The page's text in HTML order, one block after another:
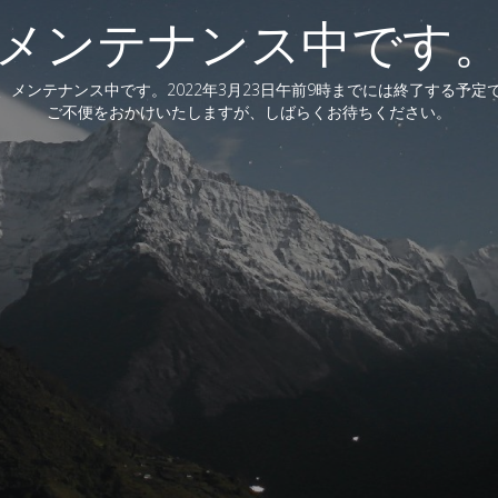
ンテナンス中です
メンテナンス中です。2022年3月23日午前9時までには終了する予定
ご不便をおかけいたしますが、しばらくお待ちください。